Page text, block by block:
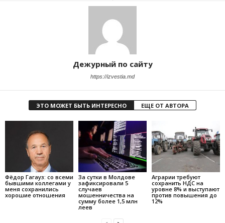
Дежурный по сайту
https://izvestia.md
ЭТО МОЖЕТ БЫТЬ ИНТЕРЕСНО ЕЩЕ ОТ АВТОРА
Фёдор Гагауз: со всеми
бывшими коллегами у
меня сохранились
хорошие отношения
За сутки в Молдове
зафиксировали 5
случаев
мошенничества на
сумму более 1,5 млн
леев
Аграрии требуют
сохранить НДС на
уровне 8% и выступают
против повышения до
12%